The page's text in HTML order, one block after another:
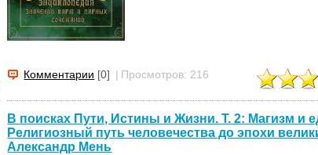
Комментарии [0] | Просмотров: 216
В поисках Пути, Истины и Жизни. Т. 2: Магизм и
Религиозный путь человечества до эпохи
Александр Мень